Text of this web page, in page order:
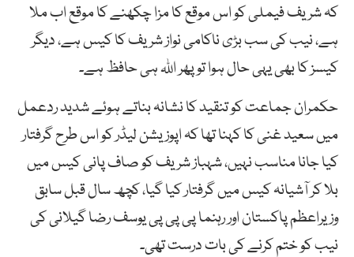
کہ شریف فیملی کو اس موقع کا مزا چکھنے کا موقع اب ملا
ہے، نیب کی سب بڑی ناکامی نواز شریف کا کیس ہے، دیگر
کیسز کا بھی یہی حال ہوا تو پھر اللہ ہی حافظ ہے۔
حکمران جماعت کو تنقید کا نشانہ بناتے ہوئے شدید ردعمل
میں سعید غنی کا کہنا تھا کہ اپوزیشن لیڈر کو اس طرح گرفتار
کیا جانا مناسب نہیں، شہباز شریف کو صاف پانی کیس میں
بلا کر آشیانہ کیس میں گرفتار کیا گیا، کچھ سال قبل سابق
وزیراعظم پاکستان اور رہنما پی پی پی یوسف رضا گیلانی کی
نیب کو ختم کرنے کی بات درست تھی۔